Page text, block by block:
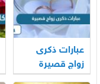
عبارات ذكرى
زواج قصيرة